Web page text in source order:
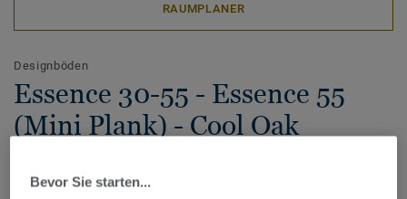
RAUMPLANER
Designböden
Essence 30-55 - Essence 55
(Mini Plank) - Cool Oak
Bevor Sie starten...